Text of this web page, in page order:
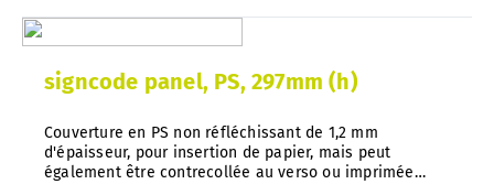
signcode panel, PS, 297mm (h)
Couverture en PS non réfléchissant de 1,2 mm
d'épaisseur, pour insertion de papier, mais peut
également être contrecollée au verso ou imprimée